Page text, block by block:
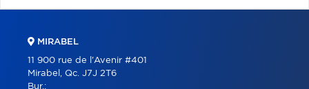
MIRABEL
11 900 rue de l'Avenir #401
Mirabel, Qc. J7J 2T6
Bur.: